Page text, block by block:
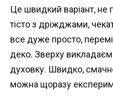
Це швидкий варіант, не
тісто з дріжджами,
все дуже просто,
деко. Зверху
духовку. Швидко,
можна щоразу